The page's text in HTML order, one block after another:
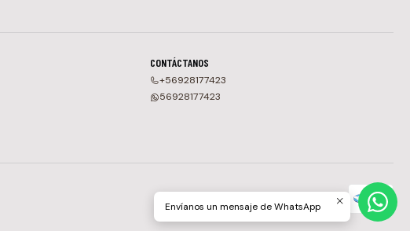
CONTÁCTANOS
+56928177423
56928177423
Envíanos un mensaje de WhatsApp